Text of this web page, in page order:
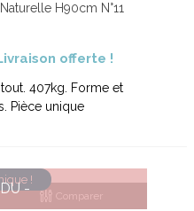
H90cm N°11
offerte !
407kg. Forme et
Pièce unique
!
- Comparer